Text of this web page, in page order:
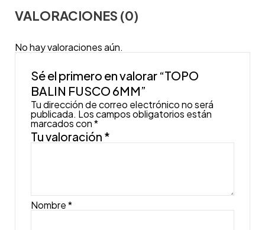
VALORACIONES (0)
No hay valoraciones aún.
Sé el primero en valorar “TOPO
BALIN FUSCO 6MM”
Tu dirección de correo electrónico no será
publicada. Los campos obligatorios están
marcados con*
Tu valoración *
Nombre*